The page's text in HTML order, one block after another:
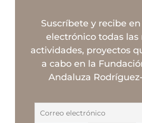
Suscríbete y recibe
electrónico todas las
actividades, proyectos
a cabo en la
Andaluza